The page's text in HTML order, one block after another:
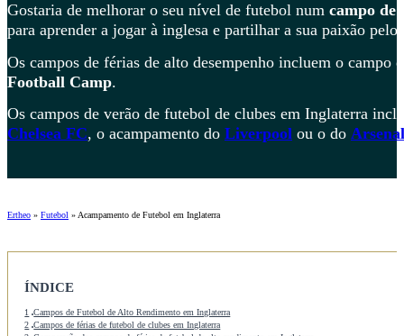
Gostaria de melhorar o seu nível de futebol num campo de
para aprender a jogar à inglesa e partilhar a sua paixão
Os campos de férias de alto desempenho incluem o
Football Camp.
Os campos de verão de futebol de clubes em Inglaterra
Chelsea FC, o acampamento do Liverpool ou o do Arsenal
Ertheo » Futebol » Acampamento de Futebol em Inglaterra
ÍNDICE
1 Campos de Futebol de Alto Rendimento em Inglaterra
2 Campos de férias de futebol de clubes em Inglaterra